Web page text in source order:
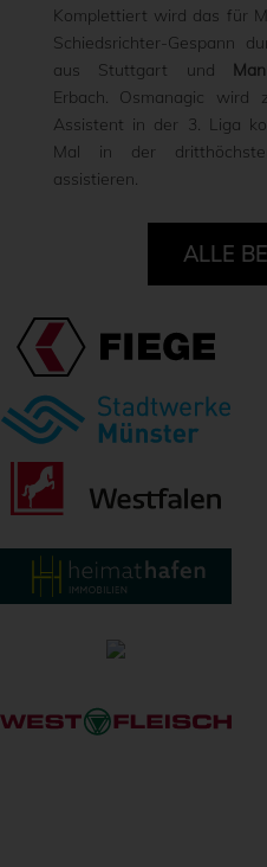
Komplettiert wird das für
Schiedsrichter-Gespann
aus Stuttgart und
Erbach. Osmanagic wird
Assistent in der 3. Liga
Mal in der
assistieren.
ALLE